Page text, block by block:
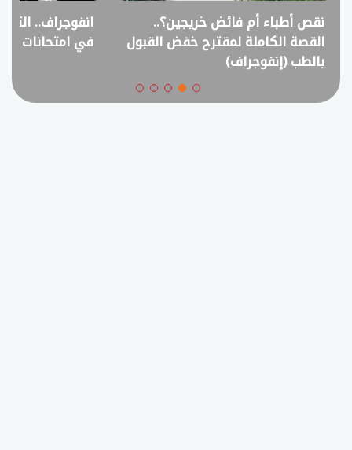
نقص أطباء أم فائض خريجين؟..
القصة الكاملة لمقترح خفض القبول
بالطب (إنفوجراف)
انفوجراف..
في امتحانات